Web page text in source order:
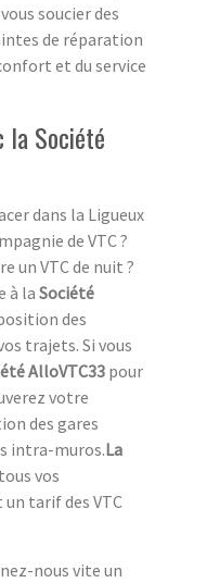
soucier des
de réparation
et du service
la Société
dans la Ligueux
de VTC ?
un VTC de nuit ?
à la Société
des
trajets. Si vous
AlloVTC33 pour
votre
des gares
intra-muros.La
vos
tarif des VTC
nous vite un